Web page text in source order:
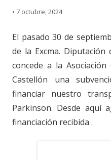
• 7 octubre, 2024
El pasado 30 de
de la Excma.
concede a la
Castellón una
financiar nuestro
Parkinson. Desde aquí
financiación recibida .